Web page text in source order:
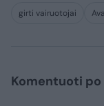
girti vairuotojai
Komentuoti